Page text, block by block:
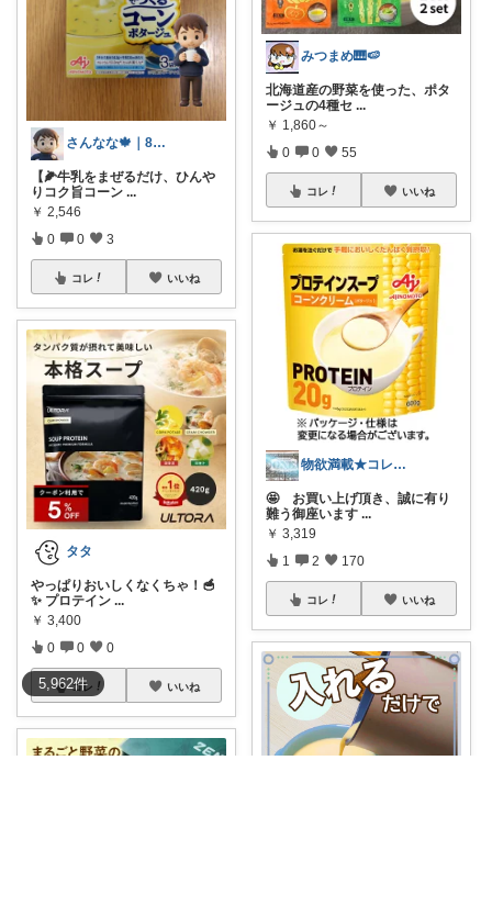
5,962件
さんなな🍁｜8月朝コレチャレンジ🌞
【🌽牛乳をまぜるだけ、ひんや
りコク旨コーン ...
￥ 2,546
0 0 3
コレ いいね
タタ
やっぱりおいしくなくちゃ！🥣
✨ プロテイン ...
￥ 3,400
0 0 0
コレ いいね
みつまめ🎹🍉
北海道産の野菜を使った、ポタ
ージュの4種セ ...
￥ 1,860～
0 0 55
コレ いいね
物欲満載★コレクションは商品分類別です★
🤩 お買い上げ頂き、誠に有り
難う御座います ...
￥ 3,319
1 2 170
コレ いいね